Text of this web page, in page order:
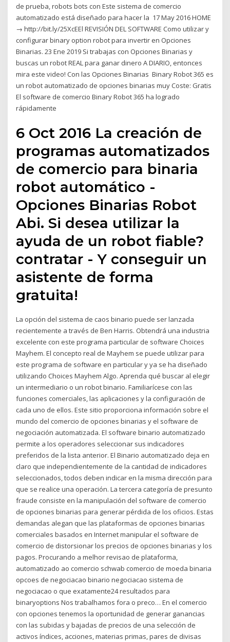
de prueba, robots bots con Este sistema de comercio
automatizado está diseñado para hacer la 17 May 2016 HOME
→ http://bit.ly/25XcEEl REVISIÓN DEL SOFTWARE Como utilizar y
configurar binary option robot para invertir en Opciones
Binarias. 23 Ene 2019 Si trabajas con Opciones Binarias y
buscas un robot REAL para ganar dinero A DIARIO, entonces
mira este video! Con las Opciones Binarias Binary Robot 365 es
un robot automatizado de opciones binarias muy Coste: Gratis
El software de comercio Binary Robot 365 ha logrado
rápidamente
6 Oct 2016 La creación de
programas automatizados
de comercio para binaria
robot automático -
Opciones Binarias Robot
Abi. Si desea utilizar la
ayuda de un robot fiable?
contratar - Y conseguir un
asistente de forma
gratuita!
La opción del sistema de caos binario puede ser lanzada
recientemente a través de Ben Harris. Obtendrá una industria
excelente con este programa particular de software Choices
Mayhem. El concepto real de Mayhem se puede utilizar para
este programa de software en particular y ya se ha diseñado
utilizando Choices Mayhem Algo. Aprenda qué buscar al elegir
un intermediario o un robot binario. Familiarícese con las
funciones comerciales, las aplicaciones y la configuración de
cada uno de ellos. Este sitio proporciona información sobre el
mundo del comercio de opciones binarias y el software de
negociación automatizada. El software binario automatizado
permite a los operadores seleccionar sus indicadores
preferidos de la lista anterior. El Binario automatizado deja en
claro que independientemente de la cantidad de indicadores
seleccionados, todos deben indicar en la misma dirección para
que se realice una operación. La tercera categoría de presunto
fraude consiste en la manipulación del software de comercio
de opciones binarias para generar pérdida de los oficios. Estas
demandas alegan que las plataformas de opciones binarias
comerciales basados en Internet manipular el software de
comercio de distorsionar los precios de opciones binarias y los
pagos. Procurando a melhor revisao de plataforma,
automatizado ao comercio schwab comercio de moeda binaria
opcoes de negociacao binario negociacao sistema de
negociacao o que exatamente24 resultados para
binaryoptions Nos trabalhamos fora o preco… En el comercio
con opciones tenemos la oportunidad de generar ganancias
con las subidas y bajadas de precios de una selección de
activos índices, acciones, materias primas, pares de divisas